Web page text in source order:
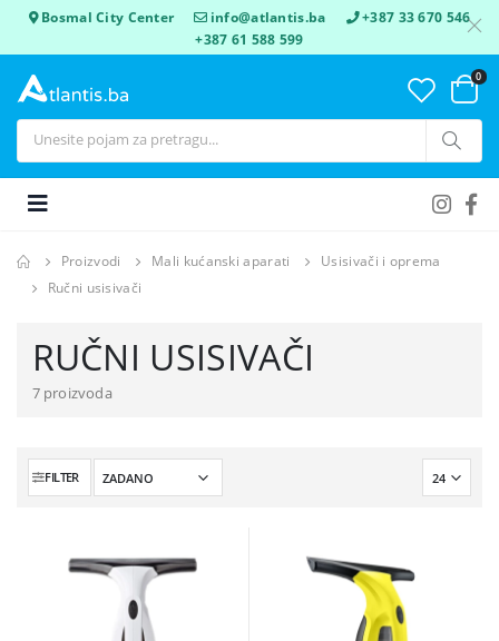
Bosmal City Center info@atlantis.ba
+387 33 670 546
+387 61 588 599
0
Proizvodi Mali kućanski aparati
Usisivači i oprema
Ručni usisivači
RUČNI USISIVAČI
7 proizvoda
FILTER